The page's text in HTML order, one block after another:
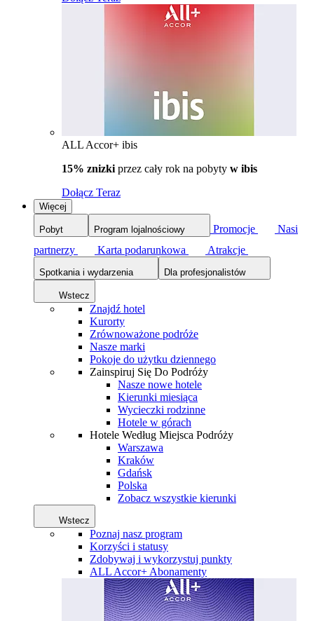
ALL Accor+ ibis
15% znizki przez cały rok na pobyty w ibis
Dołącz Teraz
Więcej
Pobyt Program lojalnościowy Promocje
Nasi
partnerzy
Karta podarunkowa Atrakcje
Spotkania i wydarzenia Dla profesjonalistów
Wstecz
Znajdź hotel
Kurorty
Zrównoważone podróże
Nasze marki
Pokoje do użytku dziennego
Zainspiruj Się Do Podróży
Nasze nowe hotele
Kierunki miesiąca
Wycieczki rodzinne
Hotele w górach
Hotele Według Miejsca Podróży
Warszawa
Kraków
Gdańsk
Polska
Zobacz wszystkie kierunki
Wstecz
Poznaj nasz program
Korzyści i statusy
Zdobywaj i wykorzystuj punkty
ALL Accor+ Abonamenty